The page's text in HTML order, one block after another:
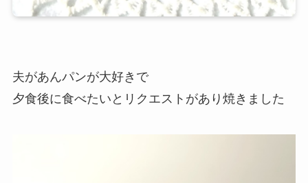
夫があんパンが大好きで
夕食後に食べたいとリクエストがあり焼きました